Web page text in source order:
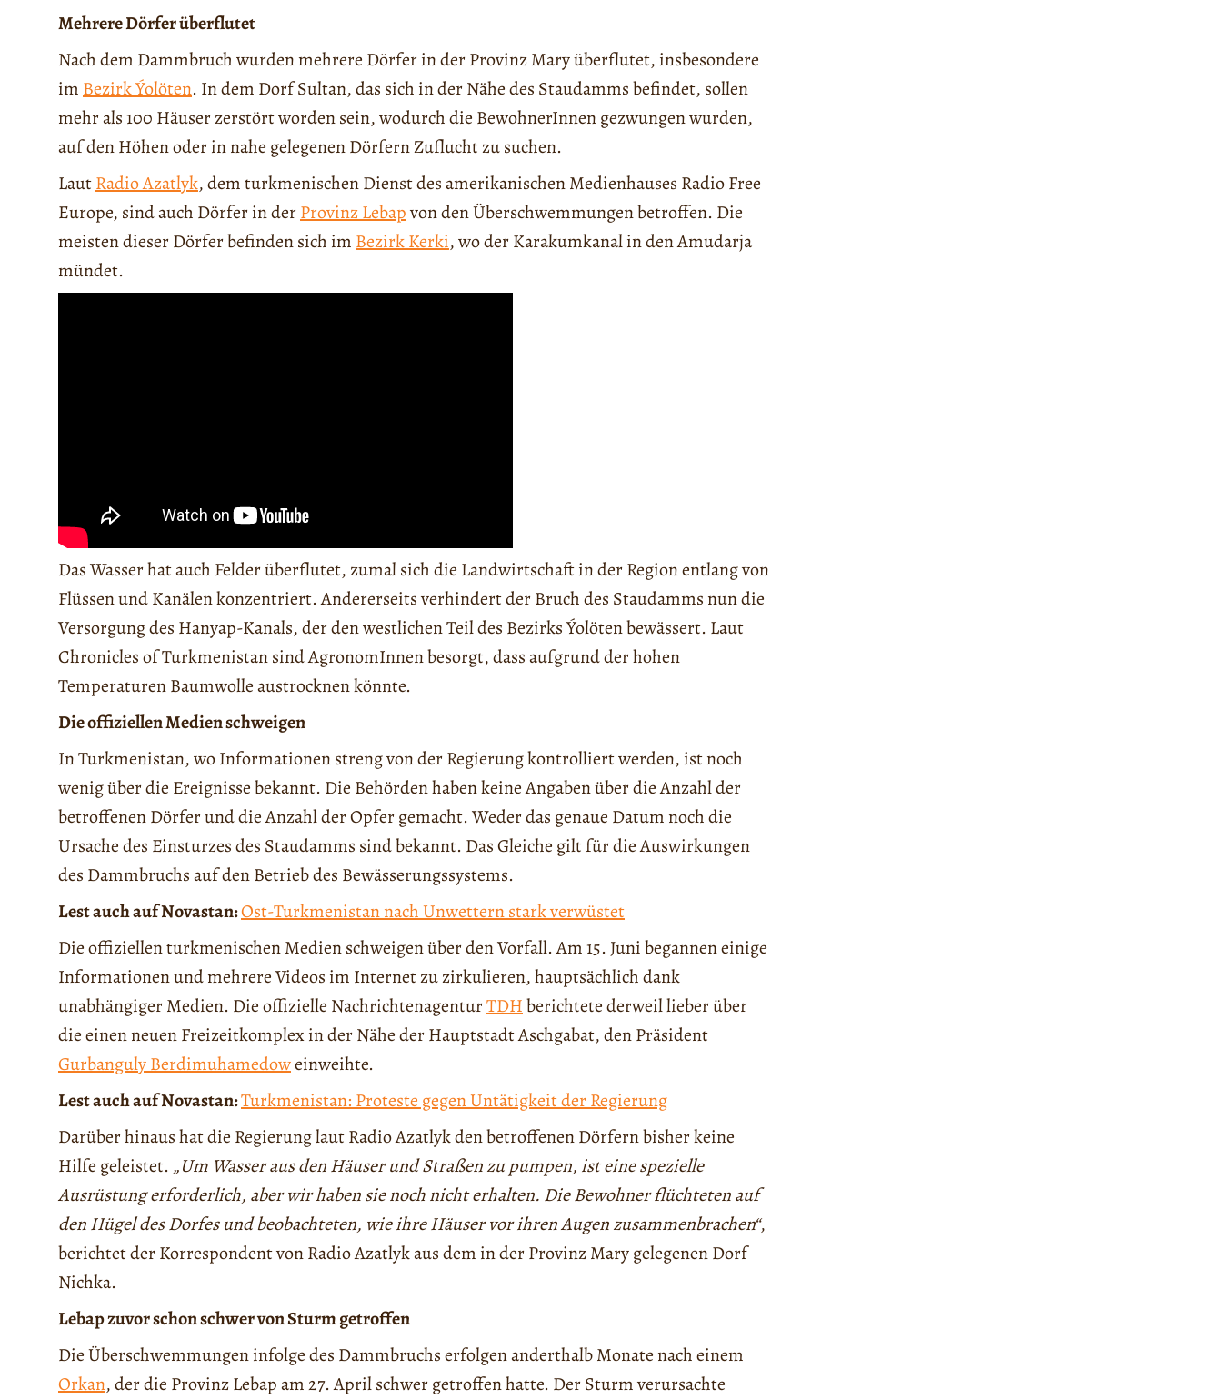
Mehrere Dörfer überflutet
Nach dem Dammbruch wurden mehrere Dörfer in der Provinz Mary überflutet, insbesondere
im Bezirk Ýolöten. In dem Dorf Sultan, das sich in der Nähe des Staudamms befindet, sollen
mehr als 100 Häuser zerstört worden sein, wodurch die BewohnerInnen gezwungen wurden,
auf den Höhen oder in nahe gelegenen Dörfern Zuflucht zu suchen.
LautRadio Azatlyk, dem turkmenischen Dienst des amerikanischen Medienhauses Radio Free
Europe, sind auch Dörfer in derProvinz Lebapvon den Überschwemmungen betroffen. Die
meisten dieser Dörfer befinden sich im Bezirk Kerki, wo der Karakumkanal in den Amudarja
mündet.
Das Wasser hat auch Felder überflutet, zumal sich die Landwirtschaft in der Region entlang von
Flüssen und Kanälen konzentriert. Andererseits verhindert der Bruch des Staudamms nun die
Versorgung des Hanyap-Kanals, der den westlichen Teil des Bezirks Ýolöten bewässert. Laut
Chronicles of Turkmenistan sind AgronomInnen besorgt, dass aufgrund der hohen
Temperaturen Baumwolle austrocknen könnte.
Die offiziellen Medien schweigen
In Turkmenistan, wo Informationen streng von der Regierung kontrolliert werden, ist noch
wenig über die Ereignisse bekannt. Die Behörden haben keine Angaben über die Anzahl der
betroffenen Dörfer und die Anzahl der Opfer gemacht. Weder das genaue Datum noch die
Ursache des Einsturzes des Staudamms sind bekannt. Das Gleiche gilt für die Auswirkungen
des Dammbruchs auf den Betrieb des Bewässerungssystems.
Lest auch auf Novastan:Ost-Turkmenistan nach Unwettern stark verwüstet
Die offiziellen turkmenischen Medien schweigen über den Vorfall. Am 15. Juni begannen einige
Informationen und mehrere Videos im Internet zu zirkulieren, hauptsächlich dank
unabhängiger Medien. Die offizielle NachrichtenagenturTDHberichtete derweil lieber über
die einen neuen Freizeitkomplex in der Nähe der Hauptstadt Aschgabat, den Präsident
Gurbanguly Berdimuhamedoweinweihte.
Lest auch auf Novastan:Turkmenistan: Proteste gegen Untätigkeit der Regierung
Darüber hinaus hat die Regierung laut Radio Azatlyk den betroffenen Dörfern bisher keine
Hilfe geleistet. „Um Wasser aus den Häuser und Straßen zu pumpen, ist eine spezielle
Ausrüstung erforderlich, aber wir haben sie noch nicht erhalten. Die Bewohner flüchteten auf
den Hügel des Dorfes und beobachteten, wie ihre Häuser vor ihren Augen zusammenbrachen“,
berichtet der Korrespondent von Radio Azatlyk aus dem in der Provinz Mary gelegenen Dorf
Nichka.
Lebap zuvor schon schwer von Sturm getroffen
Die Überschwemmungen infolge des Dammbruchs erfolgen anderthalb Monate nach einem
Orkan, der die Provinz Lebap am 27. April schwer getroffen hatte. Der Sturm verursachte